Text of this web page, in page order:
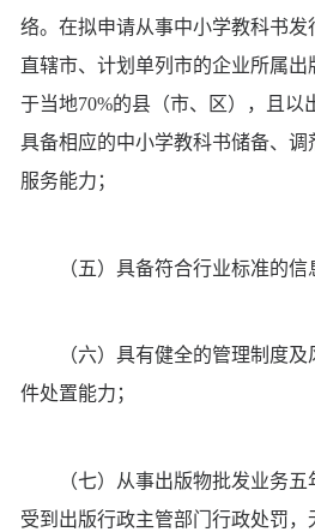
络。在拟申请从事中小学教科书发
直辖市、计划单列市的企业所属
于当地70%的县（市、区），且以
具备相应的中小学教科书储备、
服务能力；
（五）具备符合行业标准的信
（六）具有健全的管理制度及
件处置能力；
（七）从事出版物批发业务五
受到出版行政主管部门行政处罚